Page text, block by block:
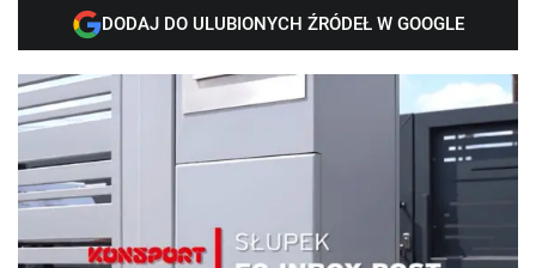
DODAJ DO ULUBIONYCH ŹRÓDEŁ W GOOGLE